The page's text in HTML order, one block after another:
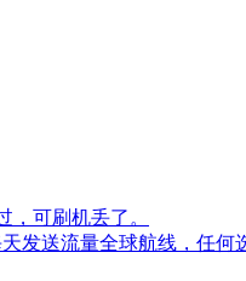
可刷机丢了。
发送流量全球航线，任何